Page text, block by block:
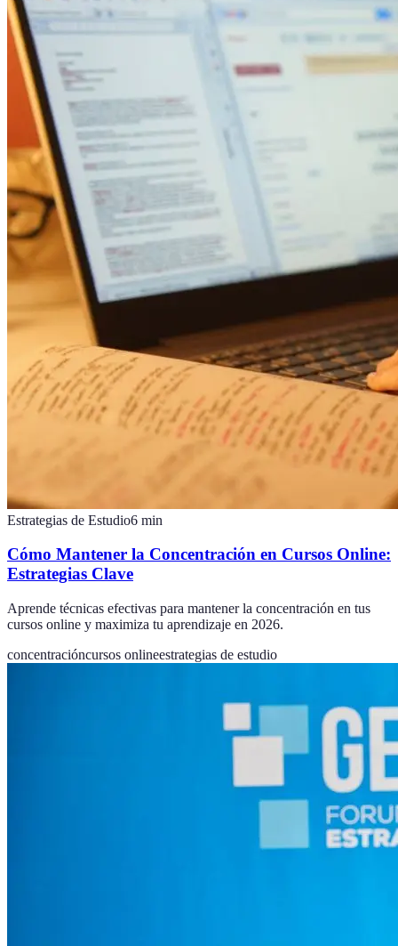
Estrategias de Estudio6 min
Cómo Mantener la Concentración en Cursos Online:
Estrategias Clave
Aprende técnicas efectivas para mantener la concentración en tus
cursos online y maximiza tu aprendizaje en 2026.
concentracióncursos onlineestrategias de estudio